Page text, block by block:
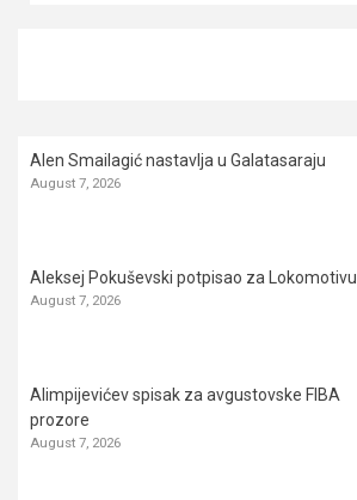
Alen Smailagić nastavlja u Galatasaraju
August 7, 2026
Aleksej Pokuševski potpisao za Lokomotivu
August 7, 2026
Alimpijevićev spisak za avgustovske FIBA
prozore
August 7, 2026